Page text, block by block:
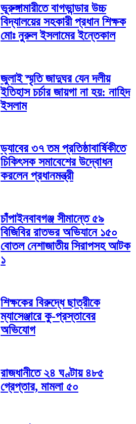
ভূরুঙ্গামারীতে বাগভান্ডার উচ্চ
বিদ্যালয়ের সহকারী প্রধান শিক্ষক
মোঃ নুরুল ইসলামের ইন্তেকাল
জুলাই স্মৃতি জাদুঘর যেন দলীয়
ইতিহাস চর্চার জায়গা না হয়: নাহিদ
ইসলাম
ড্যাবের ৩৭ তম প্রতিষ্ঠাবার্ষিকীতে
চিকিৎসক সমাবেশের উদ্বোধন
করলেন প্রধানমন্ত্রী
চাঁপাইনবাবগঞ্জ সীমান্তে ৫৯
বিজিবির রাতভর অভিযানে ১৫০
বোতল নেশাজাতীয় সিরাপসহ আটক
১
শিক্ষকের বিরুদ্ধে ছাত্রীকে
ম্যাসেঞ্জারে কু-প্রস্তাবের
অভিযোগ
রাজধানীতে ২৪ ঘণ্টায় ৪৮৫
গ্রেপ্তার, মামলা ৫০